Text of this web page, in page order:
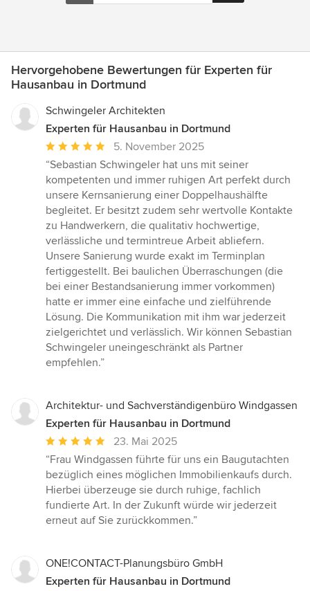
Hervorgehobene Bewertungen für Experten für
Hausanbau in Dortmund
Schwingeler Architekten
Experten für Hausanbau in Dortmund
Durchschnittliche
Bewertung:
5
von
5
Sternen
5. November 2025
“Sebastian Schwingeler hat uns mit seiner
kompetenten und immer ruhigen Art perfekt durch
unsere Kernsanierung einer Doppelhaushälfte
begleitet. Er besitzt zudem sehr wertvolle Kontakte
zu Handwerkern, die qualitativ hochwertige,
verlässliche und termintreue Arbeit abliefern.
Unsere Sanierung wurde exakt im Terminplan
fertiggestellt. Bei baulichen Überraschungen (die
bei einer Bestandsanierung immer vorkommen)
hatte er immer eine einfache und zielführende
Lösung. Die Kommunikation mit ihm war jederzeit
zielgerichtet und verlässlich. Wir können Sebastian
Schwingeler uneingeschränkt als Partner
empfehlen.”
Architektur- und Sachverständigenbüro Windgassen
Experten für Hausanbau in Dortmund
Durchschnittliche
Bewertung:
5
von
5
Sternen
23. Mai 2025
“Frau Windgassen führte für uns ein Baugutachten
bezüglich eines möglichen Immobilienkaufs durch.
Hierbei überzeuge sie durch ruhige, fachlich
fundierte Art. In der Zukunft würde wir jederzeit
erneut auf Sie zurückkommen.”
ONE!CONTACT-Planungsbüro GmbH
Experten für Hausanbau in Dortmund